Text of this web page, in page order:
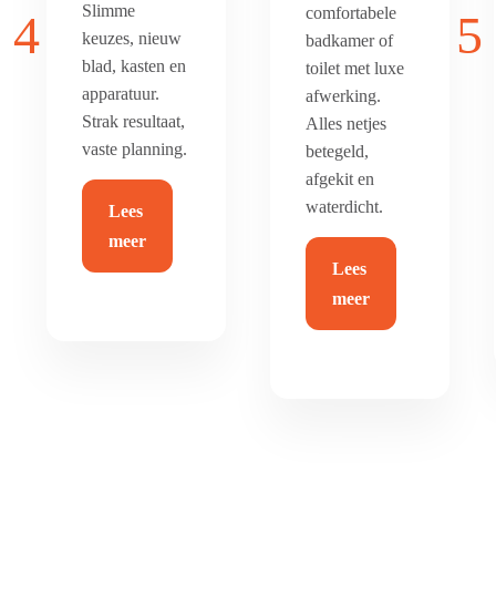
Slimme
keuzes, nieuw
blad, kasten en
apparatuur.
Strak resultaat,
vaste planning.
Lees
meer
comfortabele
badkamer of
toilet met luxe
afwerking.
Alles netjes
betegeld,
afgekit en
waterdicht.
Lees
meer
4 5